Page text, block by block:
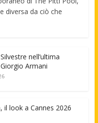
diversa da ciò che
nell’ultima
Armani
il look a Cannes 2026